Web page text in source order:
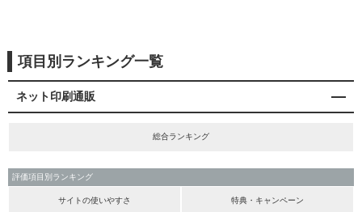
項目別ランキング一覧
ネット印刷通販
総合ランキング
評価項目別ランキング
サイトの使いやすさ 特典・キャンペーン